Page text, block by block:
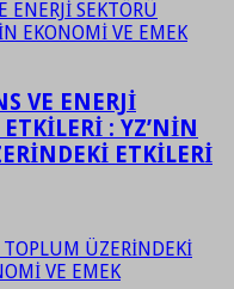
VE ENERJİ
: YZ’NİN
ETKİLERİ